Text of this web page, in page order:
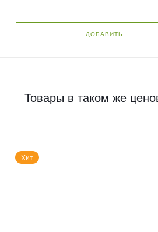
ДОБАВИТЬ
Товары в таком же
Хит